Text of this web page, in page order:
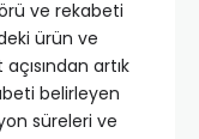
ve rekabeti
ürün ve
artık
belirleyen
süreleri ve